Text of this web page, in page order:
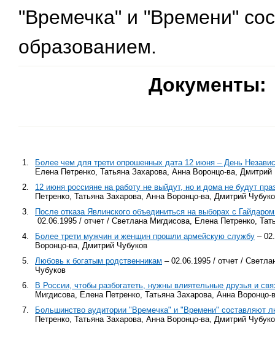
"Времечка" и "Времени"
образованием.
Документы:
1.
Более чем для трети опрошенных дата 12 июня – День
Елена Петренко, Татьяна Захарова, Анна Воронцо-ва, Дмитрий
2.
12 июня россияне на работу не выйдут, но и дома не будут
Петренко, Татьяна Захарова, Анна Воронцо-ва, Дмитрий
3.
После отказа Явлинского объединиться на выборах с
02.06.1995 / отчет / Светлана Мигдисова, Елена Петренко,
4.
Более трети мужчин и женщин прошли армейскую службу –
Воронцо-ва, Дмитрий Чубуков
5.
Любовь к богатым родственникам – 02.06.1995 / отчет /
Чубуков
6.
В России, чтобы разбогатеть, нужны влиятельные друзья и
Мигдисова, Елена Петренко, Татьяна Захарова, Анна
7.
Большинство аудитории "Времечка" и "Времени" составляют
Петренко, Татьяна Захарова, Анна Воронцо-ва, Дмитрий